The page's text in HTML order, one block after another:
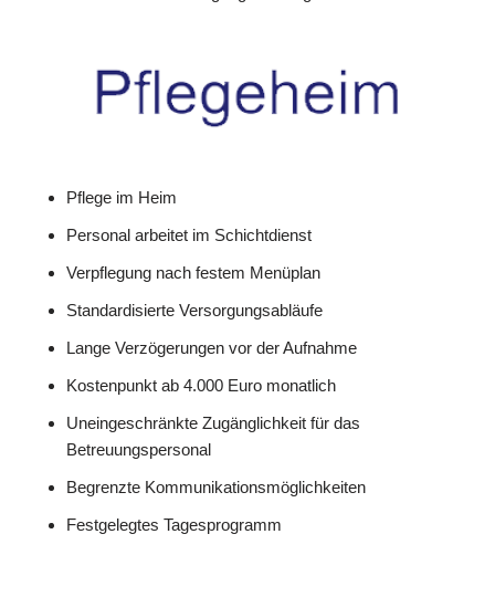
Pflege im Heim
Personal arbeitet im Schichtdienst
Verpflegung nach festem Menüplan
Standardisierte Versorgungsabläufe
Lange Verzögerungen vor der Aufnahme
Kostenpunkt ab 4.000 Euro monatlich
Uneingeschränkte Zugänglichkeit für das
Betreuungspersonal
Begrenzte Kommunikationsmöglichkeiten
Festgelegtes Tagesprogramm